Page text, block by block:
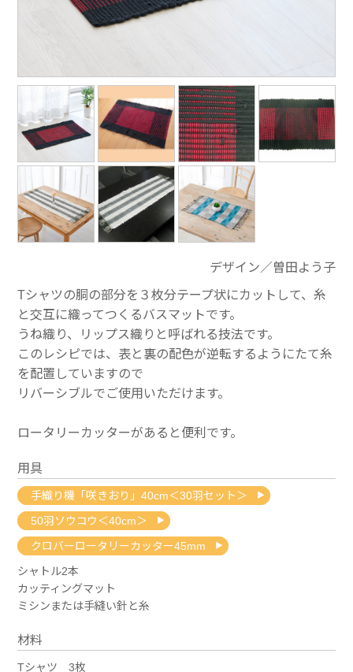
デザイン／曽田よう子
Tシャツの胴の部分を３枚分テープ状にカットして、糸
と交互に織ってつくるバスマットです。
うね織り、リップス織りと呼ばれる技法です。
このレシピでは、表と裏の配色が逆転するようにたて糸
を配置していますので
リバーシブルでご使用いただけます。
ロータリーカッターがあると便利です。
用具
手織り機「咲きおり」40cm＜30羽セット＞
50羽ソウコウ＜40cm＞
クロバーロータリーカッター45mm
シャトル2本
カッティングマット
ミシンまたは手縫い針と糸
材料
Tシャツ 3枚